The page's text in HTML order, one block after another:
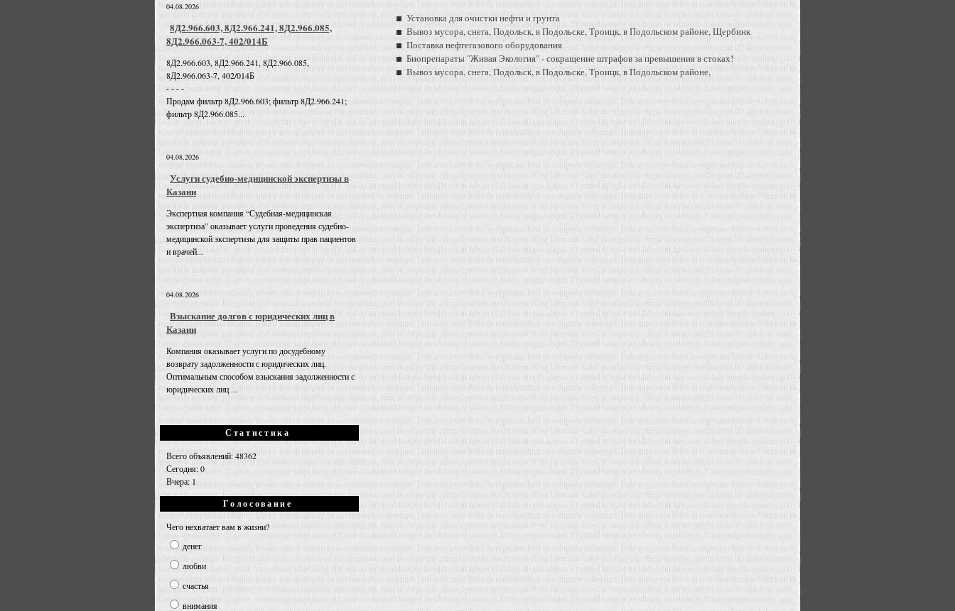
04.08.2026
8Д2.966.603, 8Д2.966.241, 8Д2.966.085,
8Д2.966.063-7, 402/014Б
8Д2.966.603, 8Д2.966.241, 8Д2.966.085,
8Д2.966.063-7, 402/014Б
- - - -
Продам фильтр 8Д2.966.603; фильтр 8Д2.966.241;
фильтр 8Д2.966.085...
04.08.2026
Услуги судебно-медицинской экспертизы в
Казани
Экспертная компания “Судебная-медицинская
экспертиза” оказывает услуги проведения судебно-
медицинской экспертизы для защиты прав пациентов
и врачей...
04.08.2026
Взыскание долгов с юридических лиц в
Казани
Компания оказывает услуги по досудебному
возврату задолженности с юридических лиц.
Оптимальным способом взыскания задолженности с
юридических лиц ...
Статистика
Всего объявлений: 48362
Сегодня: 0
Вчера: 1
Голосование
Чего нехватает вам в жизни?
денег
любви
счастья
внимания
Установка для очистки нефти и грунта
Вывоз мусора, снега, Подольск, в Подольске, Троицк, в Подольском районе, Щербинк
Поставка нефтегазового оборудования
Биопрепараты "Живая Экология" - сокращение штрафов за превышения в стоках!
Вывоз мусора, снега, Подольск, в Подольске, Троицк, в Подольском районе,